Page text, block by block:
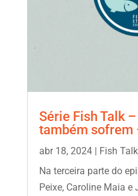
Série Fish Talk
também sofrem
abr 18, 2024| Fish Talk
Na terceira parte do
Peixe, Caroline Maia